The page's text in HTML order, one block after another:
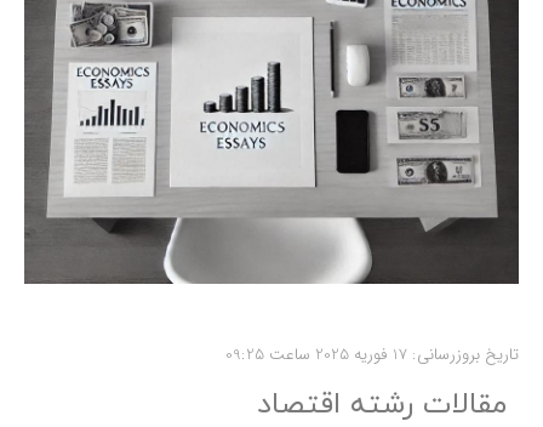
تاریخ بروزرسانی: 17 فوریه 2025 ساعت 09:25
مقالات رشته اقتصاد